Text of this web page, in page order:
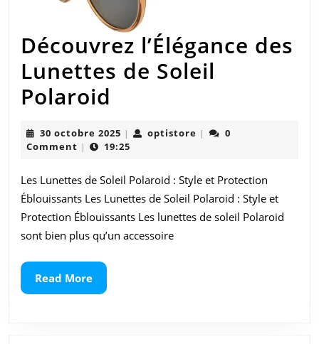
Découvrez l’Élégance des
Lunettes de Soleil
Polaroid
l’Élégance
des
Lunettes
de
Soleil
Polaroid
30 octobre 2025 30
octobre
| optistore optistore
|
0
Comment | 19:25
Les Lunettes de Soleil Polaroid : Style et Protection
Éblouissants Les Lunettes de Soleil Polaroid : Style et
Protection Éblouissants Les lunettes de soleil Polaroid
sont bien plus qu’un accessoire
Read MoreRead
More